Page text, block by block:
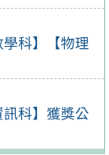
科】【物理
科】獲獎公